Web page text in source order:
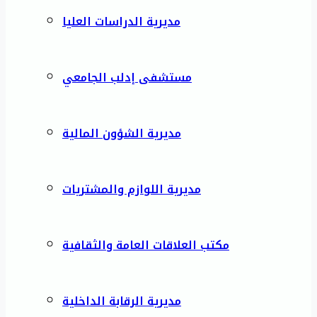
مديرية الدراسات العليا
مستشفى إدلب الجامعي
مديرية الشؤون المالية
مديرية اللوازم والمشتريات
مكتب العلاقات العامة والثقافية
مديرية الرقابة الداخلية